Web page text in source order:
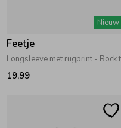
Nieuw
Feetje
19,99